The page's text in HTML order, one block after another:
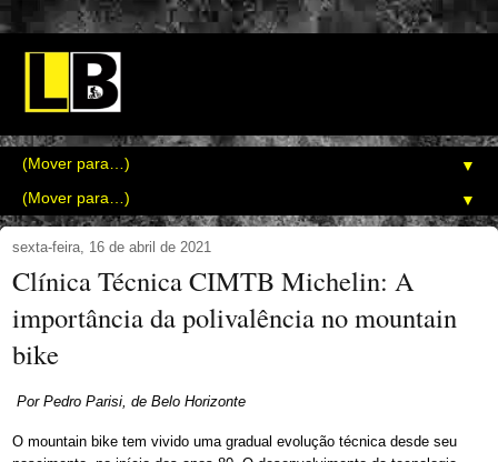
▼
▼
sexta-feira, 16 de abril de 2021
Clínica Técnica CIMTB Michelin: A
importância da polivalência no mountain
bike
Por Pedro Parisi, de Belo Horizonte
O mountain bike tem vivido uma gradual evolução técnica desde seu